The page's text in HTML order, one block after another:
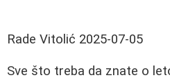
Rade Vitolić 2025-07-05
Sve što treba da znate o